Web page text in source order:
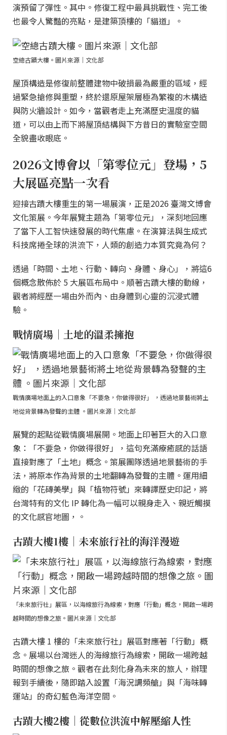
演預留了彈性。其中。修復工程中最具挑戰性、完工後
也最令人驚豔的亮點，是建築頂樓的「貓道」。
空總古蹟大樓。圖片來源｜文化部
屋頂構造是修復前整體建物中破損最為嚴重的區域，經
過緊急搶修與重塑，終於還原屋架層極為繁複的木構造
與防火牆設計。如今，當觀者走上充滿歷史溫度的貓
道，可以由上而下將屋頂結構與下方昔日的實驗室空間
全貌盡收眼底。
2026文博會以「第零位元」登場，5
大展區亮點一次看
迎接古蹟大樓重生的第一場展演，正是2026 臺灣文博會
文化策展。今年展覽主題為「第零位元」，深刻地回應
了當下人工智快速發展的時代焦慮。在演算法與生成式
科技席捲全球的洪流下，人類的創造力本質究竟為何？
透過「時間、土地、行動、轉向、身體、身心」，將這6
個概念散佈於 5 大展區布局中。順著古蹟大樓的動線，
觀者將經歷一場由外而內、由身體到心靈的沉浸式體
驗。
戰情廣場｜土地的溫柔擁抱
戰情廣場地面上的入口意象「不要急，你做得很好」 ，透過地景藝術將土
地從背景轉為發聲的主體 。圖片來源｜文化部
展覽的起點從戰情廣場展開。地面上印著巨大的入口意
象：「不要急，你做得很好」，這句充滿療癒感的話語
直接對應了「土地」概念。策展團隊透過地景藝術的手
法，將原本作為背景的土地翻轉為發聲的主體。運用細
緻的「花磚美學」與「植物符號」來轉譯歷史印記，將
台灣特有的文化 IP 轉化為一幅可以親身走入、親近觸摸
的文化感官地圖，。
古蹟大樓1樓｜未來旅行社的海洋漫遊
「未來旅行社」展區，以海線旅行為線索，對應「行動」概念，開啟一場跨
越時間的想像之旅。圖片來源｜文化部
古蹟大樓 1 樓的「未來旅行社」展區對應著「行動」概
念。展場以台灣迷人的海線旅行為線索，開啟一場跨越
時間的想像之旅。觀者在此刻化身為未來的旅人，辦理
報到手續後，隨即踏入設置「海況調頻艙」與「海味轉
運站」的奇幻藍色海洋空間。
古蹟大樓2樓｜從數位洪流中解壓縮人性